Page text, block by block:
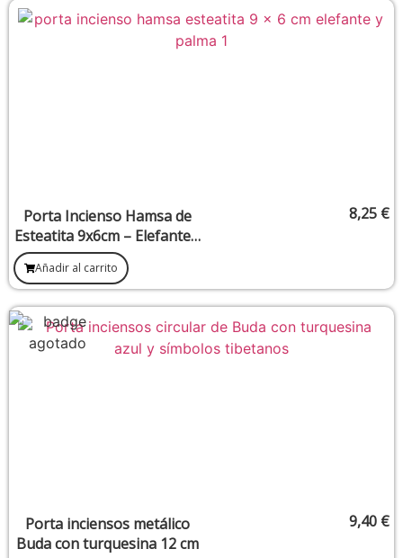
Porta Incienso Hamsa de
Esteatita 9x6cm – Elefante y
Palma
8,25 €
Añadir al carrito
Porta inciensos metálico
Buda con turquesina 12 cm
9,40 €